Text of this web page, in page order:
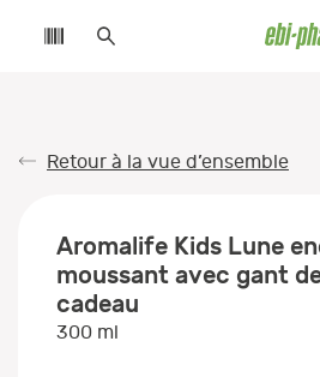
Retour à la vue d’ensemble
Aromalife Kids Lune
moussant avec gant
cadeau
300 ml